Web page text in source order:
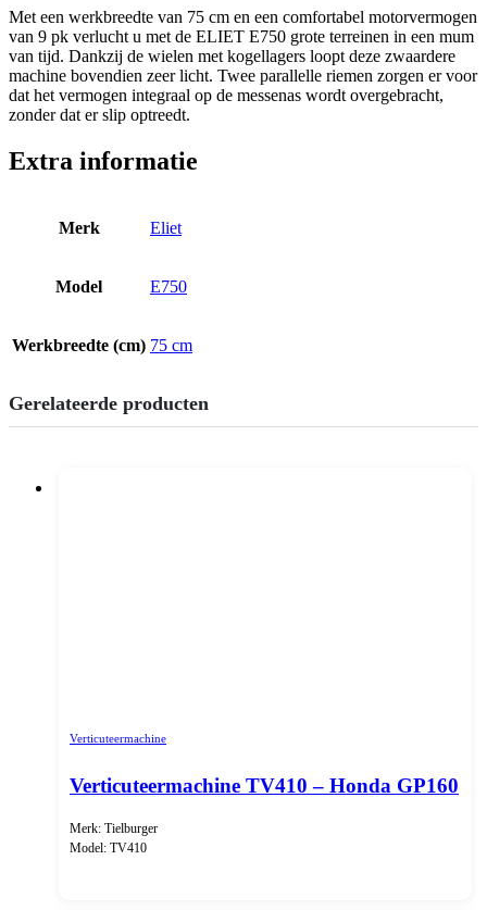
Met een werkbreedte van 75 cm en een comfortabel motorvermogen
van 9 pk verlucht u met de ELIET E750 grote terreinen in een mum
van tijd. Dankzij de wielen met kogellagers loopt deze zwaardere
machine bovendien zeer licht. Twee parallelle riemen zorgen er voor
dat het vermogen integraal op de messenas wordt overgebracht,
zonder dat er slip optreedt.
Extra informatie
Merk Eliet
Model E750
Werkbreedte (cm) 75 cm
Gerelateerde producten
Verticuteermachine
Verticuteermachine TV410 – Honda GP160
Merk: Tielburger
Model: TV410